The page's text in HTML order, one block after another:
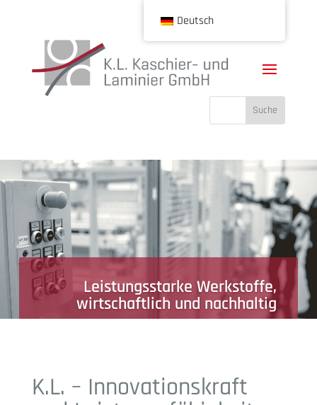
Leistungsstarke Werkstoffe,
wirtschaftlich und nachhaltig
K.L. – Innovationskraft
Deutsch